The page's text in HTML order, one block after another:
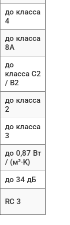
до класса
4
до класса
8A
до
класса C2
/ B2
до класса
2
до класса
3
до 0,87 Вт
/ (м²∙K)
до 34 дБ
RC 3